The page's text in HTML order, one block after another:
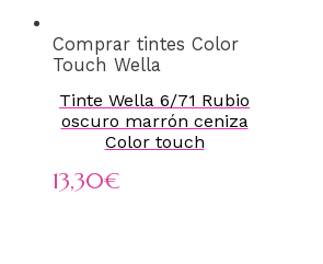
Comprar tintes Color
Touch Wella
Tinte Wella 6/71 Rubio
oscuro marrón ceniza
Color touch
13,30€